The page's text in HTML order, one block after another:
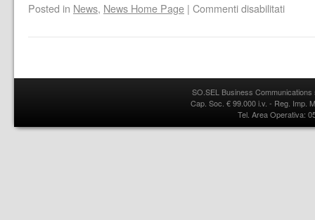
Posted in News, News Home Page | Commenti disabilitati
SO.SEL Business
Cap. Soc. € 99.000 i.v. - Reg. Imp.
Tel. Area Operativa: